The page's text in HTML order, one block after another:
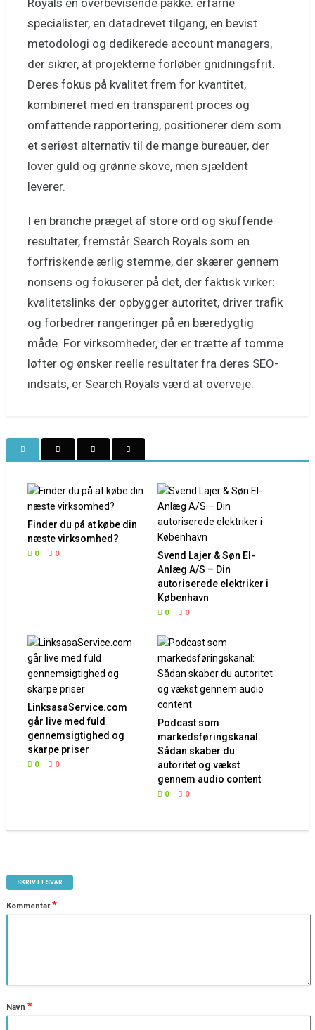
Royals en overbevisende pakke: erfarne
specialister, en datadrevet tilgang, en bevist
metodologi og dedikerede account managers,
der sikrer, at projekterne forløber gnidningsfrit.
Deres fokus på kvalitet frem for kvantitet,
kombineret med en transparent proces og
omfattende rapportering, positionerer dem som
et seriøst alternativ til de mange bureauer, der
lover guld og grønne skove, men sjældent
leverer.
I en branche præget af store ord og skuffende
resultater, fremstår Search Royals som en
forfriskende ærlig stemme, der skærer gennem
nonsens og fokuserer på det, der faktisk virker:
kvalitetslinks der opbygger autoritet, driver trafik
og forbedrer rangeringer på en bæredygtig
måde. For virksomheder, der er trætte af tomme
løfter og ønsker reelle resultater fra deres SEO-
indsats, er Search Royals værd at overveje.
Finder du på at købe din
næste virksomhed?
0 0
Svend Lajer & Søn El-
Anlæg A/S – Din
autoriserede elektriker i
København
0 0
LinksasaService.com
går live med fuld
gennemsigtighed og
skarpe priser
0 0
Podcast som
markedsføringskanal:
Sådan skaber du
autoritet og vækst
gennem audio content
0 0
SKRIV ET SVAR
Kommentar*
Navn *